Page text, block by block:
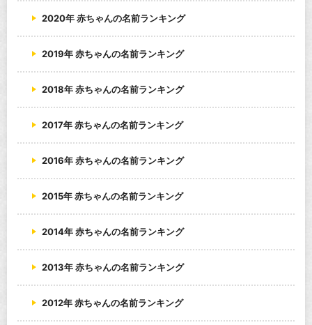
2020年 赤ちゃんの名前ランキング
2019年 赤ちゃんの名前ランキング
2018年 赤ちゃんの名前ランキング
2017年 赤ちゃんの名前ランキング
2016年 赤ちゃんの名前ランキング
2015年 赤ちゃんの名前ランキング
2014年 赤ちゃんの名前ランキング
2013年 赤ちゃんの名前ランキング
2012年 赤ちゃんの名前ランキング